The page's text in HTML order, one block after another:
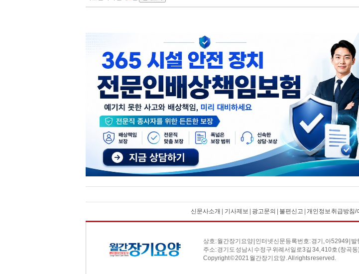
신문사소개 기사제보 광고문의 불편신고 |개인정보 취급방침/
상호: 월간장기요양 | 인터넷신문등록번호: 경기, 아52949 |
주소: 경기도 성남시 수정구 위례서일로3길 34, 410호 (창곡
Copyright © 2021 월간장기요양 . All rights reserved.